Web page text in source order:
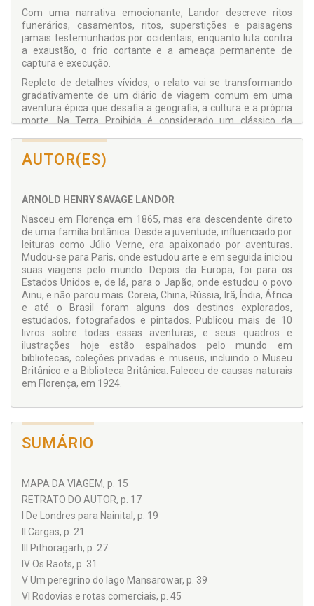
Com uma narrativa emocionante, Landor descreve ritos
funerários, casamentos, ritos, superstições e paisagens
jamais testemunhados por ocidentais, enquanto luta contra
a exaustão, o frio cortante e a ameaça permanente de
captura e execução.
Repleto de detalhes vívidos, o relato vai se transformando
gradativamente de um diário de viagem comum em uma
aventura épica que desafia a geografia, a cultura e a própria
morte. Na Terra Proibida é considerado um clássico da
grandes partes do mundo ainda eram desconhecidas para o
AUTOR(ES)
ARNOLD HENRY SAVAGE LANDOR
Nasceu em Florença em 1865, mas era descendente direto
de uma família britânica. Desde a juventude, influenciado por
leituras como Júlio Verne, era apaixonado por aventuras.
Mudou-se para Paris, onde estudou arte e em seguida iniciou
suas viagens pelo mundo. Depois da Europa, foi para os
Estados Unidos e, de lá, para o Japão, onde estudou o povo
Ainu, e não parou mais. Coreia, China, Rússia, Irã, Índia, África
e até o Brasil foram alguns dos destinos explorados,
estudados, fotografados e pintados. Publicou mais de 10
livros sobre todas essas aventuras, e seus quadros e
ilustrações hoje estão espalhados pelo mundo em
bibliotecas, coleções privadas e museus, incluindo o Museu
Britânico e a Biblioteca Britânica. Faleceu de causas naturais
em Florença, em 1924.
SUMÁRIO
MAPA DA VIAGEM, p. 15
RETRATO DO AUTOR, p. 17
I De Londres para Nainital, p. 19
II Cargas, p. 21
III Pithoragarh, p. 27
IV Os Raots, p. 31
V Um peregrino do lago Mansarowar, p. 39
VI Rodovias e rotas comerciais, p. 45